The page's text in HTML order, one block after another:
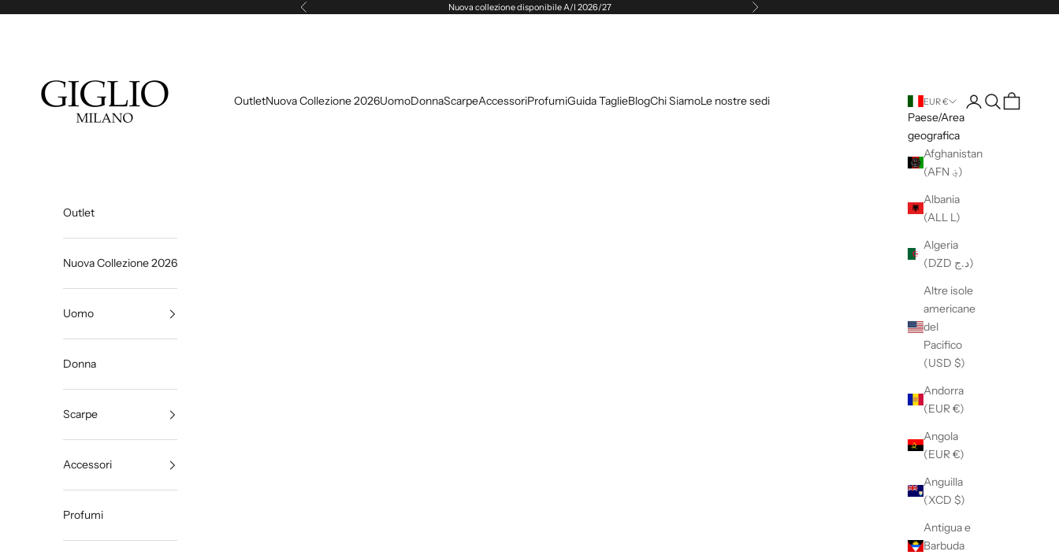
Precedente Nuova collezione disponibile A/I 2026/27 Successivo
OutletNuova Collezione 2026UomoDonnaScarpeAccessoriProfumiGuida TaglieBlogChi SiamoLe nostre sedi EUR €
Paese/Area
geografica
Afghanistan
(AFN ؋)
Albania
(ALL L)
Algeria
(DZD د.ج)
Altre isole
americane
del
Pacifico
(USD $)
Andorra
(EUR €)
Angola
(EUR €)
Anguilla
(XCD $)
Antigua e
Barbuda
LoginCercaCarrello
Outlet
Nuova Collezione 2026
Uomo
Donna
Scarpe
Accessori
Profumi